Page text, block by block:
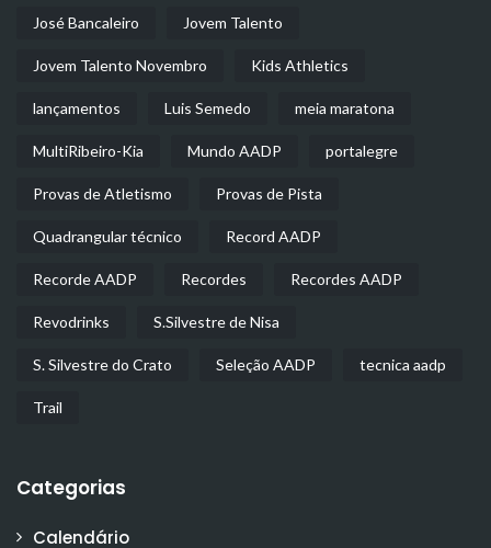
José Bancaleiro Jovem Talento
Jovem Talento Novembro Kids Athletics
lançamentos Luis Semedo meia maratona
MultiRibeiro-Kia Mundo AADP portalegre
Provas de Atletismo Provas de Pista
Quadrangular técnico Record AADP
Recorde AADP Recordes Recordes AADP
Revodrinks S.Silvestre de Nisa
S. Silvestre do Crato Seleção AADP tecnica aadp
Trail
Categorias
Calendário